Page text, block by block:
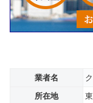
業者名
所在地